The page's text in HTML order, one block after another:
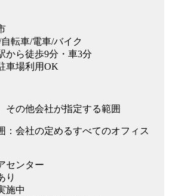
転車/電車/バイク
から徒歩9分・車3分
車場利用OK
その他会社が指定する範囲
：会社の定めるすべてのオフィス
センター
り
施中